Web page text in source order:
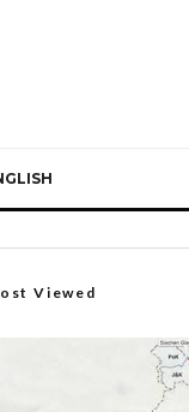
Viewed